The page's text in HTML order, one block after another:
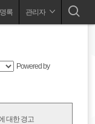
록 관리자
Powered by
대한 경고